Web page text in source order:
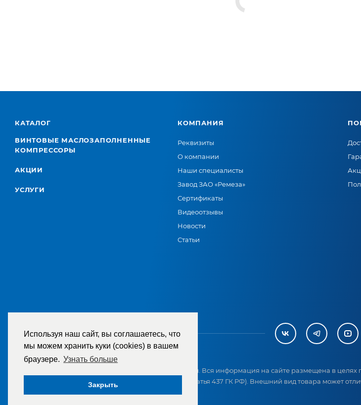
Используя наш сайт, вы соглашаетесь, что
мы можем хранить куки (cookies) в вашем
браузере. Узнать больше
Закрыть
КАТАЛОГ
ВИНТОВЫЕ МАСЛОЗАПОЛНЕННЫЕ
КОМПРЕССОРЫ
АКЦИИ
УСЛУГИ
КОМПАНИЯ
Реквизиты
О компании
Наши специалисты
Завод ЗАО «Ремеза»
Сертификаты
Видеоотзывы
Новости
Статьи
2007-2026 © ООО «ТД «РЕМЕЗА». Все права защищены. Вся информация на сайте размещена в целях
приобретением и не является публичной офертой (статья 437 ГК РФ). Внешний вид товара может